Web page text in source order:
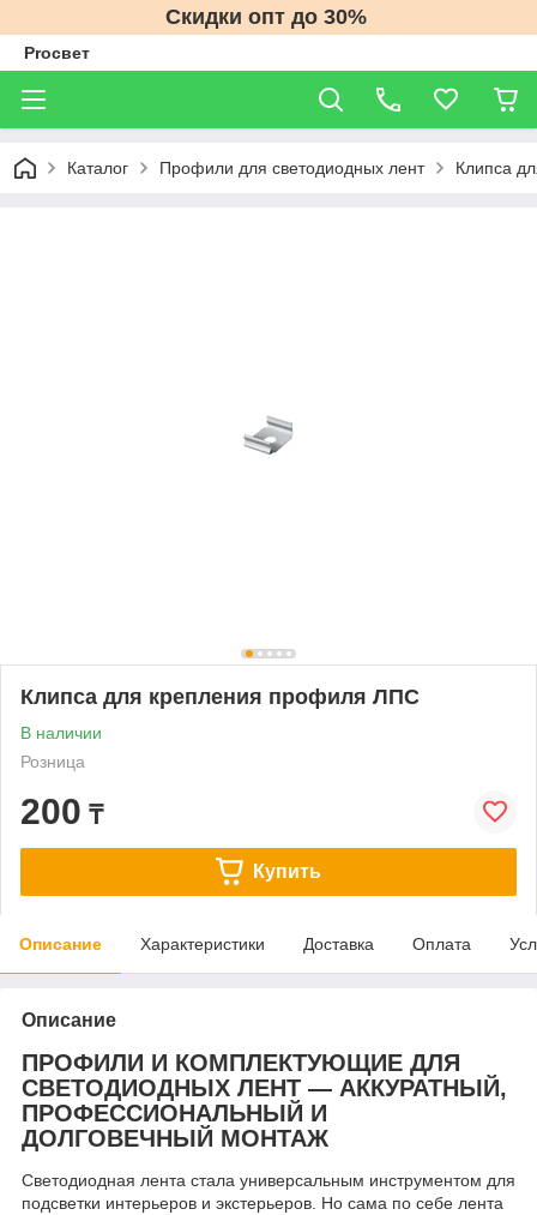
Скидки опт до 30%
Proсвет
Каталог Профили для светодиодных лент Клипса
Клипса для крепления профиля ЛПС
В наличии
Розница
200 ₸
Купить
Описание Характеристики Доставка Оплата
Описание
ПРОФИЛИ И КОМПЛЕКТУЮЩИЕ ДЛЯ
СВЕТОДИОДНЫХ ЛЕНТ — АККУРАТНЫЙ,
ПРОФЕССИОНАЛЬНЫЙ И
ДОЛГОВЕЧНЫЙ МОНТАЖ
Светодиодная лента стала универсальным инструментом для
подсветки интерьеров и экстерьеров. Но сама по себе лента